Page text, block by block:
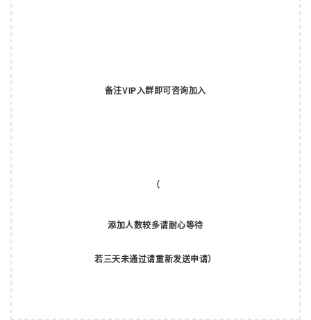
备注VIP入群即可咨询加入
（
添加人数较多请耐心等待
若三天未通过请重新发送申请）